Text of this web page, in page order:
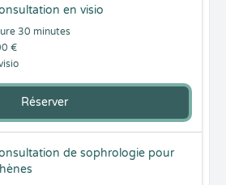
en visio
30 minutes
€
Réserver
de sophrologie pour